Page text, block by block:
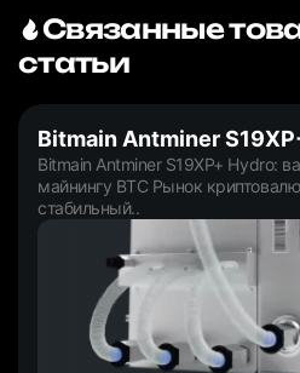
Связанные
статьи
Bitmain Antminer
Bitmain Antminer S19XP+ Hydro:
майнингу BTC Рынок
стабильный..